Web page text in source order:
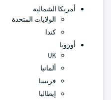
أمريكا الشمالية
الولايات المتحدة
كندا
أوروبا
UK
ألمانيا
فرنسا
إيطاليا